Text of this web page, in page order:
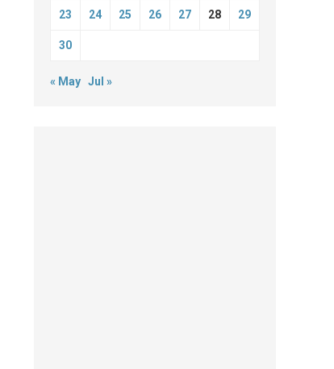
23 24 25 26 27 28 29
30
« May Jul »